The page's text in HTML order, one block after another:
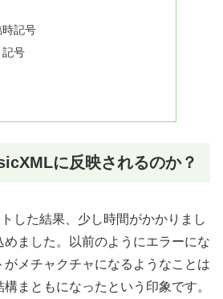
記号
記号
に反映されるのか？
した結果、少し時間がかかりまし
ました。以前のようにエラーにな
がメチャクチャになるようなことは
まともになったという印象です。